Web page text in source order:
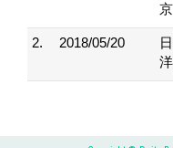
2. 2018/05/20